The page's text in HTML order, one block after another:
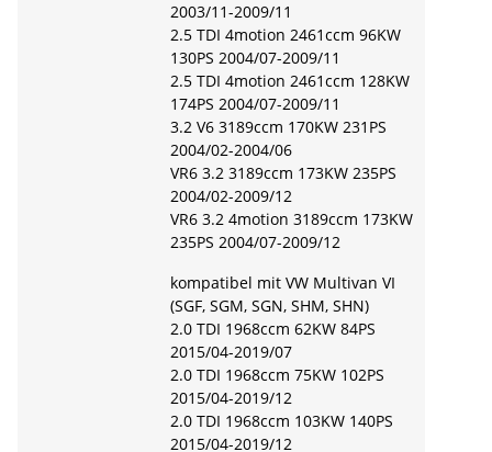
2003/11-2009/11
2.5 TDI 4motion 2461ccm 96KW
130PS 2004/07-2009/11
2.5 TDI 4motion 2461ccm 128KW
174PS 2004/07-2009/11
3.2 V6 3189ccm 170KW 231PS
2004/02-2004/06
VR6 3.2 3189ccm 173KW 235PS
2004/02-2009/12
VR6 3.2 4motion 3189ccm 173KW
235PS 2004/07-2009/12
kompatibel mit VW Multivan VI
(SGF, SGM, SGN, SHM, SHN)
2.0 TDI 1968ccm 62KW 84PS
2015/04-2019/07
2.0 TDI 1968ccm 75KW 102PS
2015/04-2019/12
2.0 TDI 1968ccm 103KW 140PS
2015/04-2019/12